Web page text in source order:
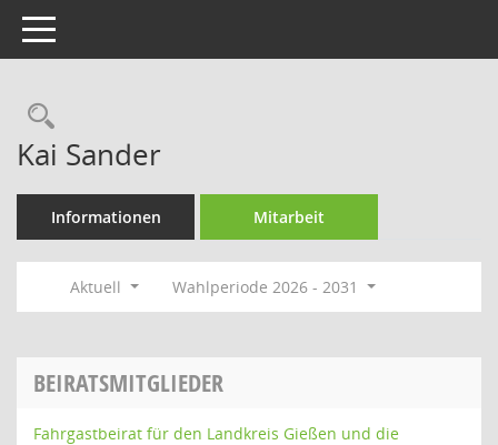
Toggle navigation
Rechercheauswahl
Kai Sander
Informationen Mitarbeit
Aktuell Wahlperiode 2026 - 2031
BEIRATSMITGLIEDER
Fahrgastbeirat für den Landkreis Gießen und die